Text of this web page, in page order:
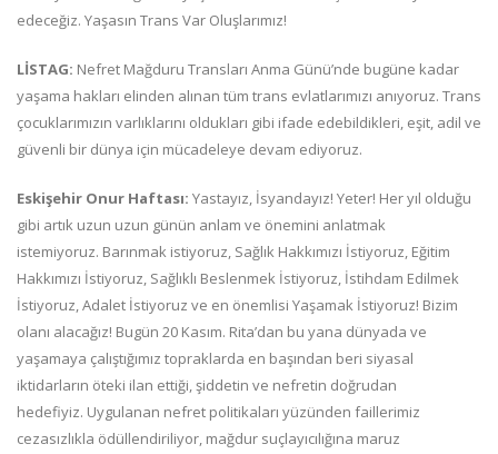
edeceğiz. Yaşasın Trans Var Oluşlarımız!
LİSTAG: Nefret Mağduru Transları Anma Günü’nde bugüne kadar
yaşama hakları elinden alınan tüm trans evlatlarımızı anıyoruz. Trans
çocuklarımızın varlıklarını oldukları gibi ifade edebildikleri, eşit, adil ve
güvenli bir dünya için mücadeleye devam ediyoruz.
Eskişehir Onur Haftası: Yastayız, İsyandayız! Yeter! Her yıl olduğu
gibi artık uzun uzun günün anlam ve önemini anlatmak
istemiyoruz. Barınmak istiyoruz, Sağlık Hakkımızı İstiyoruz, Eğitim
Hakkımızı İstiyoruz, Sağlıklı Beslenmek İstiyoruz, İstihdam Edilmek
İstiyoruz, Adalet İstiyoruz ve en önemlisi Yaşamak İstiyoruz! Bizim
olanı alacağız! Bugün 20 Kasım. Rita’dan bu yana dünyada ve
yaşamaya çalıştığımız topraklarda en başından beri siyasal
iktidarların öteki ilan ettiği, şiddetin ve nefretin doğrudan
hedefiyiz. Uygulanan nefret politikaları yüzünden faillerimiz
cezasızlıkla ödüllendiriliyor, mağdur suçlayıcılığına maruz